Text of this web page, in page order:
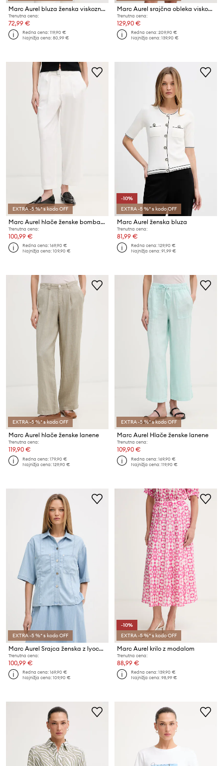
Marc Aurel bluza ženska viskozna
Trenutna cena:
72,99 €
Redna cena:119,90 €
Najnižja cena:80,99 €
Marc Aurel srajčna obleka viskozna
Trenutna cena:
129,90 €
Redna cena:209,90 €
Najnižja cena:139,90 €
EXTRA -5 %* s kodo OFF
Marc Aurel hlače ženske bombaž z elastanom
Trenutna cena:
100,99 €
Redna cena:169,90 €
Najnižja cena:109,90 €
-10%
EXTRA -5 %* s kodo OFF
Marc Aurel ženska bluza
Trenutna cena:
81,99 €
Redna cena:129,90 €
Najnižja cena:91,99 €
EXTRA -5 %* s kodo OFF
Marc Aurel hlače ženske lanene
Trenutna cena:
119,90 €
Redna cena:179,90 €
Najnižja cena:129,90 €
EXTRA -5 %* s kodo OFF
Marc Aurel Hlače ženske lanene
Trenutna cena:
109,90 €
Redna cena:169,90 €
Najnižja cena:119,90 €
EXTRA -5 %* s kodo OFF
Marc Aurel Srajca ženska z lyocellom
Trenutna cena:
100,99 €
Redna cena:169,90 €
Najnižja cena:109,90 €
-10%
EXTRA -5 %* s kodo OFF
Marc Aurel krilo z modalom
Trenutna cena:
88,99 €
Redna cena:139,90 €
Najnižja cena:98,99 €